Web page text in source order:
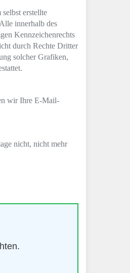
erstellte
innerhalb des
Kennzeichenrechts
durch Rechte Dritter
solcher Grafiken,
wir Ihre E-Mail-
nicht, nicht mehr